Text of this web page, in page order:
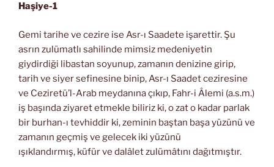
Haşiye-1
Gemi tarihe ve cezire ise Asr-ı Saadete işarettir. Şu
asrın zulümatlı sahilinde mimsiz medeniyetin
giydirdiği libastan soyunup, zamanın denizine girip,
tarih ve siyer sefinesine binip, Asr-ı Saadet ceziresine
ve Ceziretü’l-Arab meydanına çıkıp, Fahr-i Âlemi (a.s.m.)
iş başında ziyaret etmekle biliriz ki, o zat o kadar parlak
bir burhan-ı tevhiddir ki, zeminin baştan başa yüzünü ve
zamanın geçmiş ve gelecek iki yüzünü
ışıklandırmış, küfür ve dalâlet zulümâtını dağıtmıştır.